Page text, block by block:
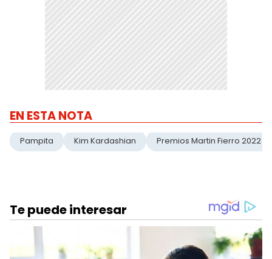
EN ESTA NOTA
Pampita Kim Kardashian Premios Martin Fierro 2022